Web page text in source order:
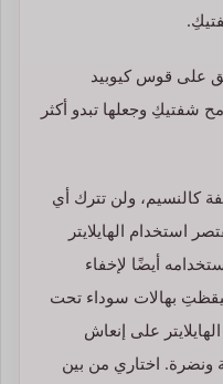
على قوس كيوبيد
شفتيكِ وجعلها تبدو أكثر
كالنسيم، ولن تترك أي
استخدام الهايلايتر
أيضًا لإخفاء
بهالات سوداء تحت
على إنعاش
اختاري من بين